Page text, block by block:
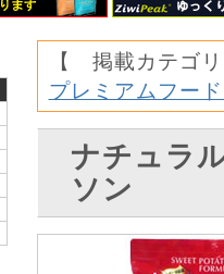
【 掲載カテゴ
プレミアムフー
ナチュラ
ソン